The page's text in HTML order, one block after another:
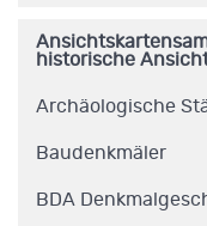
historische
Archäologische
Baudenkmäler
BDA